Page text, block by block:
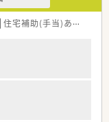
住宅補助(手当)あり